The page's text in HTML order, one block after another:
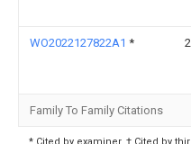
WO2022127822A1 *
Family To Family Citations